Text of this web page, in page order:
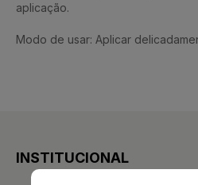
aplicação.
Modo de usar: Aplicar
INSTITUCIONAL